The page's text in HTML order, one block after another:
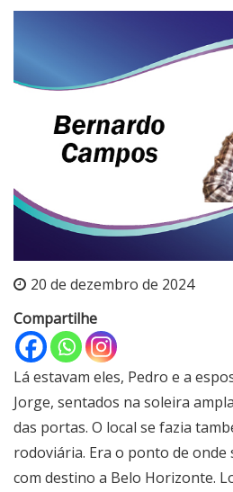
20 de dezembro de 2024
Compartilhe
Lá estavam eles, Pedro e a
Jorge, sentados na soleira
das portas. O local se fazia
rodoviária. Era o ponto de onde
com destino a Belo Horizonte.